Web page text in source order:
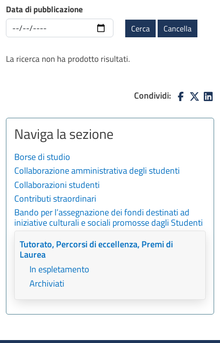
Data di pubblicazione
Cerca Cancella
La ricerca non ha prodotto risultati.
Condividi:
Naviga la sezione
Borse di studio
Collaborazione amministrativa degli studenti
Collaborazioni studenti
Contributi straordinari
Bando per l’assegnazione dei fondi destinati ad
iniziative culturali e sociali promosse dagli Studenti
Tutorato, Percorsi di eccellenza, Premi di
Laurea
In espletamento
Archiviati